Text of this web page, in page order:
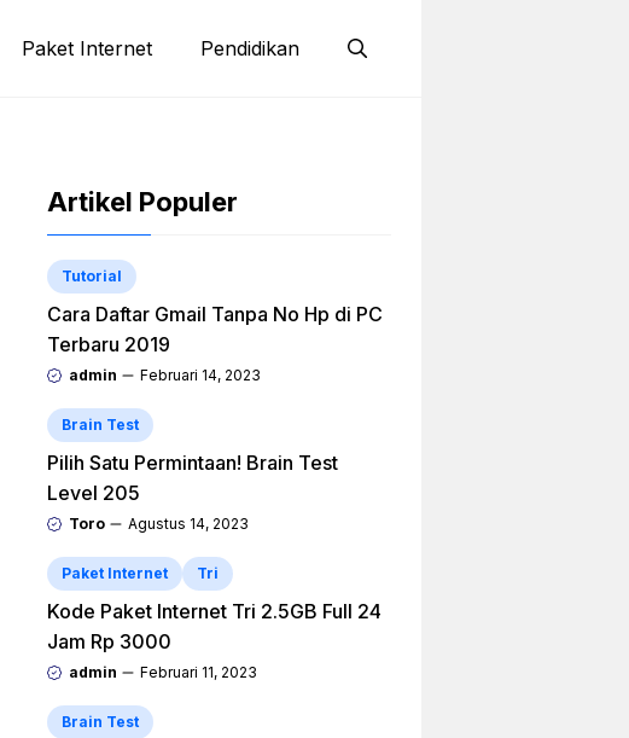
Paket Internet Pendidikan
Artikel Populer
Tutorial
Cara Daftar Gmail Tanpa No Hp di PC
Terbaru 2019
admin Februari 14, 2023
Brain Test
Pilih Satu Permintaan! Brain Test
Level 205
Toro Agustus 14, 2023
Paket Internet Tri
Kode Paket Internet Tri 2.5GB Full 24
Jam Rp 3000
admin Februari 11, 2023
Brain Test